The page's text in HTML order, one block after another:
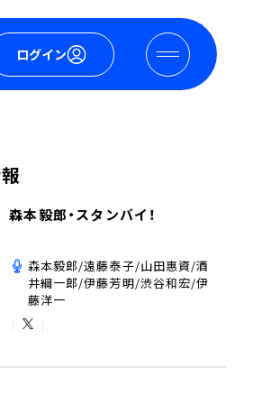
ログイン
森本毅郎・スタンバイ！
森本毅郎/遠藤泰子/山田惠資/酒
井綱一郎/伊藤芳明/渋谷和宏/伊
藤洋一